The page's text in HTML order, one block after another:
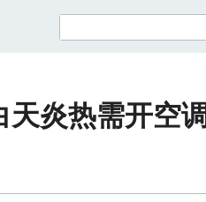
炎热需开空调